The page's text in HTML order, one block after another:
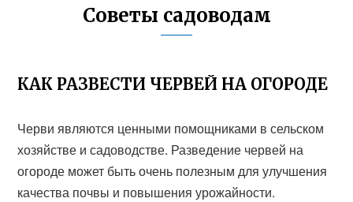
Советы садоводам
КАК РАЗВЕСТИ ЧЕРВЕЙ НА ОГОРОДЕ
Черви являются ценными помощниками в сельском
хозяйстве и садоводстве. Разведение червей на
огороде может быть очень полезным для улучшения
качества почвы и повышения урожайности.